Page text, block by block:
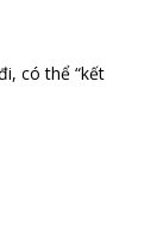
có thể “kết